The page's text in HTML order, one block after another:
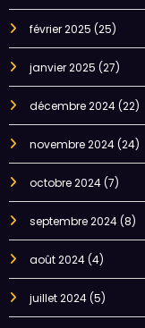
février 2025 (25)
janvier 2025 (27)
décembre 2024(22)
novembre 2024(24)
octobre 2024(7)
septembre 2024(8)
août 2024(4)
juillet 2024(5)